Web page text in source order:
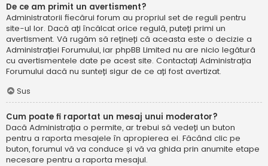
De ce am primit un avertisment?
Administratorii fiecărui forum au propriul set de reguli pentru
site-ul lor. Dacă ați încălcat orice regulă, puteți primi un
avertisment. Vă rugăm să rețineți că aceasta este o decizie a
Administrației Forumului, iar phpBB Limited nu are nicio legătură
cu avertismentele date pe acest site. Contactați Administrația
Forumului dacă nu sunteți sigur de ce ați fost avertizat.
Sus
Cum poate fi raportat un mesaj unui moderator?
Dacă Administrația o permite, ar trebui să vedeți un buton
pentru a raporta mesajele în apropierea ei. Făcând clic pe
buton, forumul vă va conduce și vă va ghida prin anumite etape
necesare pentru a raporta mesajul.